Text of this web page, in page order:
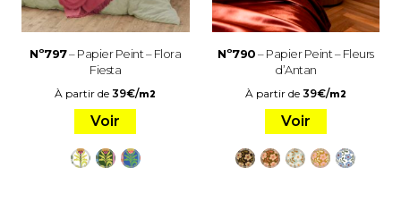
Nº797– Papier Peint – Flora
Fiesta
À partir de39€/m2
Voir
Nº790– Papier Peint – Fleurs
d’Antan
À partir de 39€/m2
Voir